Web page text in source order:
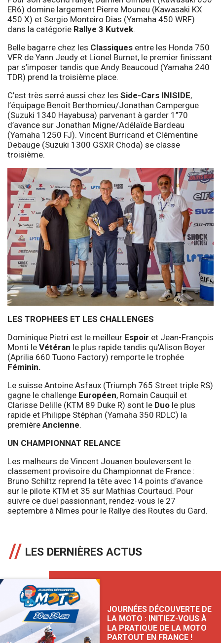
ER6) domine largement Pierre Mouneu (Kawasaki KX
450 X) et Sergio Monteiro Dias (Yamaha 450 WRF)
dans la catégorie Rallye 3 Kutvek.
Belle bagarre chez les Classiques entre les Honda 750
VFR de Yann Jeudy et Lionel Burnet, le premier finissant
par s’imposer tandis que Andy Beaucoud (Yamaha 240
TDR) prend la troisième place.
C’est très serré aussi chez les Side-Cars INISIDE,
l’équipage Benoît Berthomieu/Jonathan Campergue
(Suzuki 1340 Hayabusa) parvenant à garder 1’’70
d’avance sur Jonathan Migne/Adélaïde Bardeau
(Yamaha 1250 FJ). Vincent Burricand et Clémentine
Debauge (Suzuki 1300 GSXR Choda) se classe
troisième.
LES TROPHEES ET LES CHALLENGES
Dominique Pietri est le meilleur Espoir et Jean-François
Monti le Vétéran le plus rapide tandis qu’Alison Boyer
(Aprilia 660 Tuono Factory) remporte le trophée
Féminin.
Le suisse Antoine Asfaux (Triumph 765 Street triple RS)
gagne le challenge Européen, Romain Cauquil et
Clarisse Delille (KTM 89 Duke R) sont le Duo le plus
rapide et Philippe Stéphan (Yamaha 350 RDLC) la
première Ancienne.
UN CHAMPIONNAT RELANCE
Les malheurs de Vincent Jouanen bouleversent le
classement provisoire du Championnat de France :
Bruno Schiltz reprend la tête avec 14 points d’avance
sur le pilote KTM et 35 sur Mathias Courtaud. Pour
suivre ce duel passionnant, rendez-vous le 27
septembre à Nîmes pour le Rallye des Routes du Gard.
LES DERNIÈRES ACTUS
JOURNÉES DÉCOUVERTE DE
LA MOTO : INITIEZ-VOUS À
LA PRATIQUE DE LA MOTO
PARTOUT EN FRANCE !